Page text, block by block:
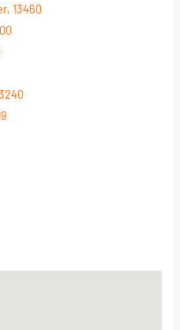
13460